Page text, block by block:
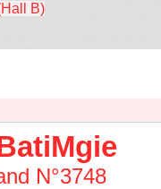
B)
N°3748